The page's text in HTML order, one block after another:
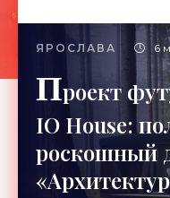
ЯРОСЛАВА 6
Проект
IO House:
роскошный